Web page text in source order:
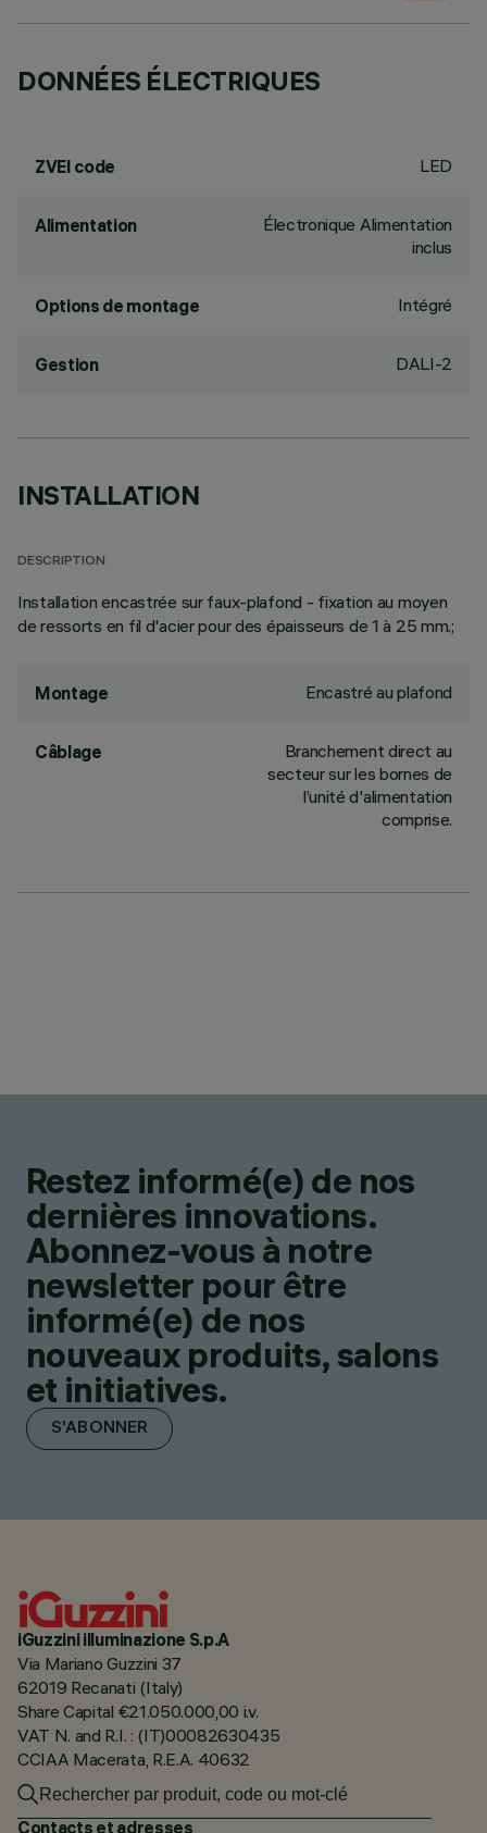
DONNÉES ÉLECTRIQUES
ZVEI code LED
Alimentation
Électronique Alimentation
inclus
Options de montage Intégré
Gestion DALI-2
INSTALLATION
DESCRIPTION
Installation encastrée sur faux-plafond - fixation au moyen
de ressorts en fil d'acier pour des épaisseurs de 1 à 25 mm.;
Montage Encastré au plafond
Câblage
Branchement direct au
secteur sur les bornes de
l’unité d'alimentation
comprise.
Restez informé(e) de nos
dernières innovations.
Abonnez-vous à notre
newsletter pour être
informé(e) de nos
nouveaux produits, salons
et initiatives.
S'ABONNER
iGuzzini illuminazione S.p.A
Via Mariano Guzzini 37
62019 Recanati (Italy)
Share Capital €21.050.000,00 i.v.
VAT N. and R.I. : (IT)00082630435
CCIAA Macerata, R.E.A. 40632
Contacts et adresses